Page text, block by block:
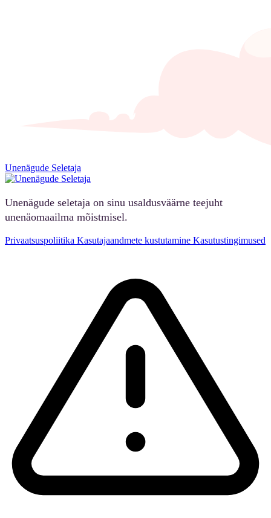
Unenägude Seletaja
Unenägude seletaja on sinu usaldusväärne teejuht
unenäomaailma mõistmisel.
Privaatsuspoliitika Kasutajaandmete kustutamine Kasutustingimused